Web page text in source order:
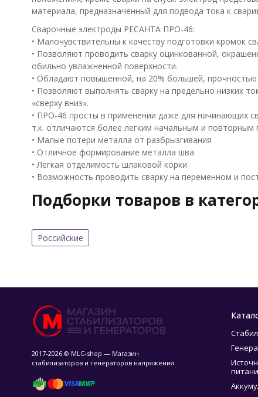
материала, предназначенный для подвода тока к
Сварочные электроды РЕСАНТА ПРО-46:
• Малочувствительны к качеству подготовки кромок
• Позволяют проводить сварку оцинкованной,
обильно увлажненной поверхности.
• Обладают повышенной, на 20% большей,
• Позволяют выполнять сварку на предельно низких
«сверху вниз».
• ПРО-46 просты в применении даже для начинающих
т.к. отличаются более легким начальным и
• Малые потери металла от разбрызгивания
• Отличное формирование металла шва
• Легкая отделимость шлаковой корки
• Возможность проводить сварку на переменном и
Подборки товаров в
Российские
2017-2026 © MLC-shop — Магазин
стабилизаторов и генераторов напряжения